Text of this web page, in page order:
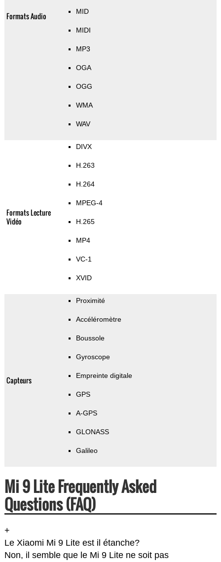
Formats Audio MID
MIDI
MP3
OGA
OGG
WMA
WAV
Formats Lecture
Vidéo
DIVX
H.263
H.264
MPEG-4
H.265
MP4
VC-1
XVID
Capteurs
Proximité
Accéléromètre
Boussole
Gyroscope
Empreinte digitale
GPS
A-GPS
GLONASS
Galileo
Mi 9 Lite Frequently Asked
Questions (FAQ)
+
Le Xiaomi Mi 9 Lite est il étanche?
Non, il semble que le Mi 9 Lite ne soit pas